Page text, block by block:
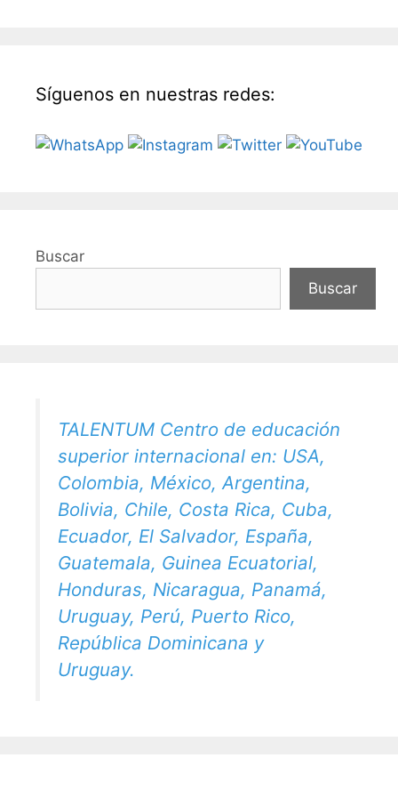
Síguenos en nuestras redes:
Buscar
Buscar
TALENTUM Centro de educación
superior internacional en: USA,
Colombia, México, Argentina,
Bolivia, Chile, Costa Rica, Cuba,
Ecuador, El Salvador, España,
Guatemala, Guinea Ecuatorial,
Honduras, Nicaragua, Panamá,
Uruguay, Perú, Puerto Rico,
República Dominicana y
Uruguay.